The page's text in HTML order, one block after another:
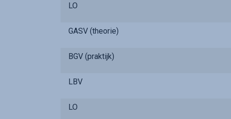
LO
GASV (theorie)
BGV (praktijk)
LBV
LO